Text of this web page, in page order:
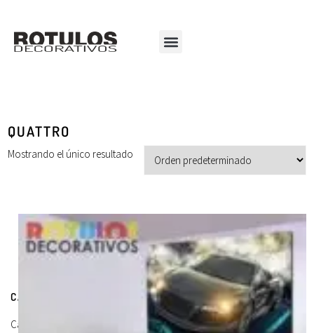
QUATTRO
Mostrando el único resultado
CATEGORÍAS DE PRODUCTOS
Carteles Para Puertas